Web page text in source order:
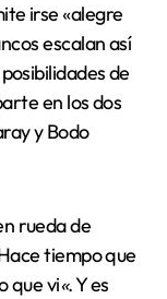
irse «alegre
escalan así
de
en los dos
y Bodo
rueda de
tiempo que
que vi«. Y es